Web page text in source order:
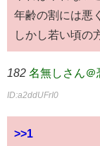
年齢の割には悪
しかし若い頃の
182 名無しさん＠
ID:a2ddUFrI0
>>1